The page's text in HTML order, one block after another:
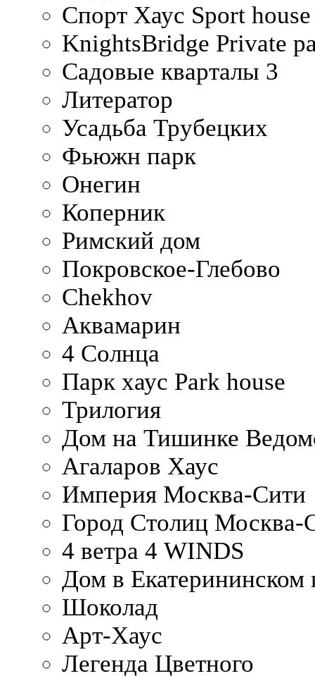
Спорт Хаус Sport house
KnightsBridge Private
Садовые кварталы 3
Литератор
Усадьба Трубецких
Фьюжн парк
Онегин
Коперник
Римский дом
Покровское-Глебово
Chekhov
Аквамарин
4 Солнца
Парк хаус Park house
Трилогия
Дом на Тишинке
Агаларов Хаус
Империя Москва-Сити
Город Столиц Москва-
4 ветра 4 WINDS
Дом в Екатерининском
Шоколад
Арт-Хаус
Легенда Цветного